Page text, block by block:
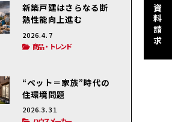
資料請求
新築戸建はさらなる断
熱性能向上進む
2026.4.7
商品・トレンド
“ペット＝家族”時代の
住環境問題
2026.3.31